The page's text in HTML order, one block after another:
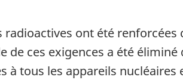
radioactives ont été renforcées
de ces exigences a été éliminé
à tous les appareils nucléaires